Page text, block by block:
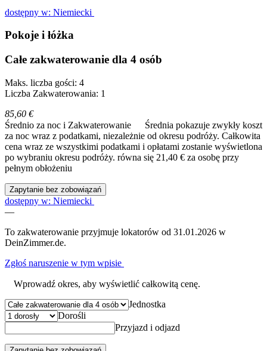
dostępny w: Niemiecki
Pokoje i łóżka
Całe zakwaterowanie dla 4 osób
Maks. liczba gości: 4
Liczba Zakwaterowania: 1
85,60 €
Średnio za noc i Zakwaterowanie
Średnia pokazuje zwykły koszt
za noc wraz z podatkami, niezależnie od okresu podróży. Całkowita
cena wraz ze wszystkimi podatkami i opłatami zostanie wyświetlona
po wybraniu okresu podróży. równa się 21,40 € za osobę przy
pełnym obłożeniu
Zapytanie bez zobowiązań
dostępny w: Niemiecki
—
To zakwaterowanie przyjmuje lokatorów od 31.01.2026 w
DeinZimmer.de.
Zgłoś naruszenie w tym wpisie
Wprowadź okres, aby wyświetlić całkowitą cenę.
Jednostka
Dorośli
Przyjazd i odjazd